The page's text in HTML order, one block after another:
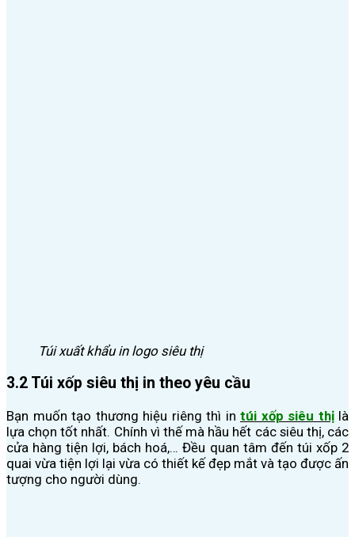
Túi xuất khẩu in logo siêu thị
3.2 Túi xốp siêu thị in theo yêu cầu
Bạn muốn tạo thương hiệu riêng thì in túi xốp siêu thịlà
lựa chọn tốt nhất. Chính vì thế mà hầu hết các siêu thị, các
cửa hàng tiện lợi, bách hoá,… Đều quan tâm đến túi xốp 2
quai vừa tiện lợi lại vừa có thiết kế đẹp mắt và tạo được ấn
tượng cho người dùng.